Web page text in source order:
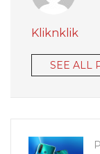
Kliknklik
SEE ALL